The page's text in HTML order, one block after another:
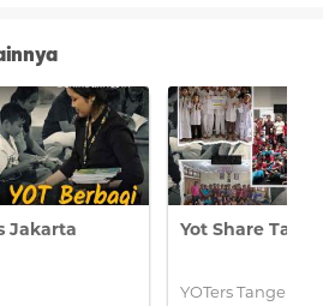
dari sebuah buku dengan judul
Boen ini telah menginspirasi
anak muda Indonesia secara
lingkungan, sosial,
Jakarta Yot Share
YOTers Tangerang